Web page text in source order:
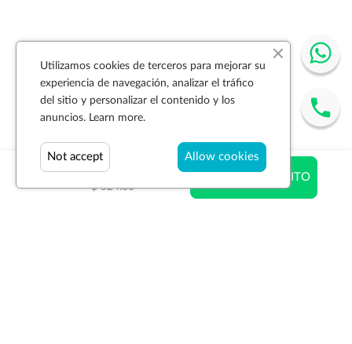
$ 351.08
$ 524.00
AÑADIR AL CARRITO
Utilizamos cookies de terceros para mejorar su
experiencia de navegación, analizar el tráfico
del sitio y personalizar el contenido y los
anuncios. Learn more.
Allow cookies
Not accept